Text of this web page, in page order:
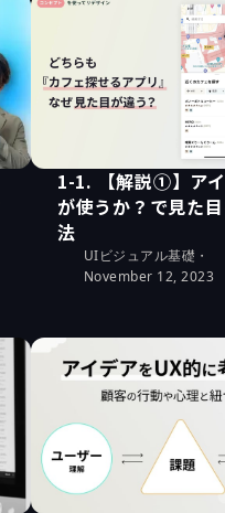
1-1. 【解説①】ア
が使うか？で見た
法
UIビジュアル基礎 ・
November 12, 2023